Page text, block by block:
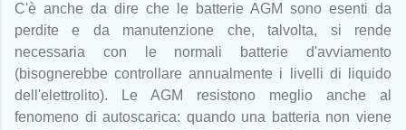
C'è anche da dire che le batterie AGM sono esenti da
perdite e da manutenzione che, talvolta, si rende
necessaria con le normali batterie d'avviamento
(bisognerebbe controllare annualmente i livelli di liquido
dell'elettrolito). Le AGM resistono meglio anche al
fenomeno di autoscarica: quando una batteria non viene